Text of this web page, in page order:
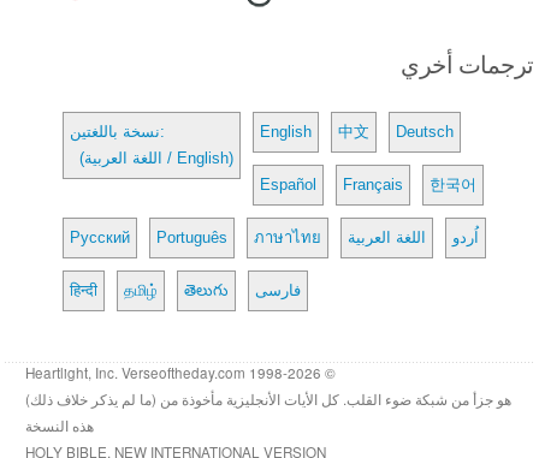
ترجمات أخري
نسخة باللغتين:
(اللغة العربية / English)
English 中文 Deutsch
Español Français 한국어
Русский Português ภาษาไทย اللغة العربية اُردو
हिन्दी தமிழ் తెలుగు فارسی
© 1998-2026 Heartlight, Inc. Verseoftheday.com
هو جزأ من شبكة ضوء القلب. كل الأيات الأنجليزية مأخوذة من (ما لم يذكر خلاف ذلك)
هذه النسخة
HOLY BIBLE, NEW INTERNATIONAL VERSION